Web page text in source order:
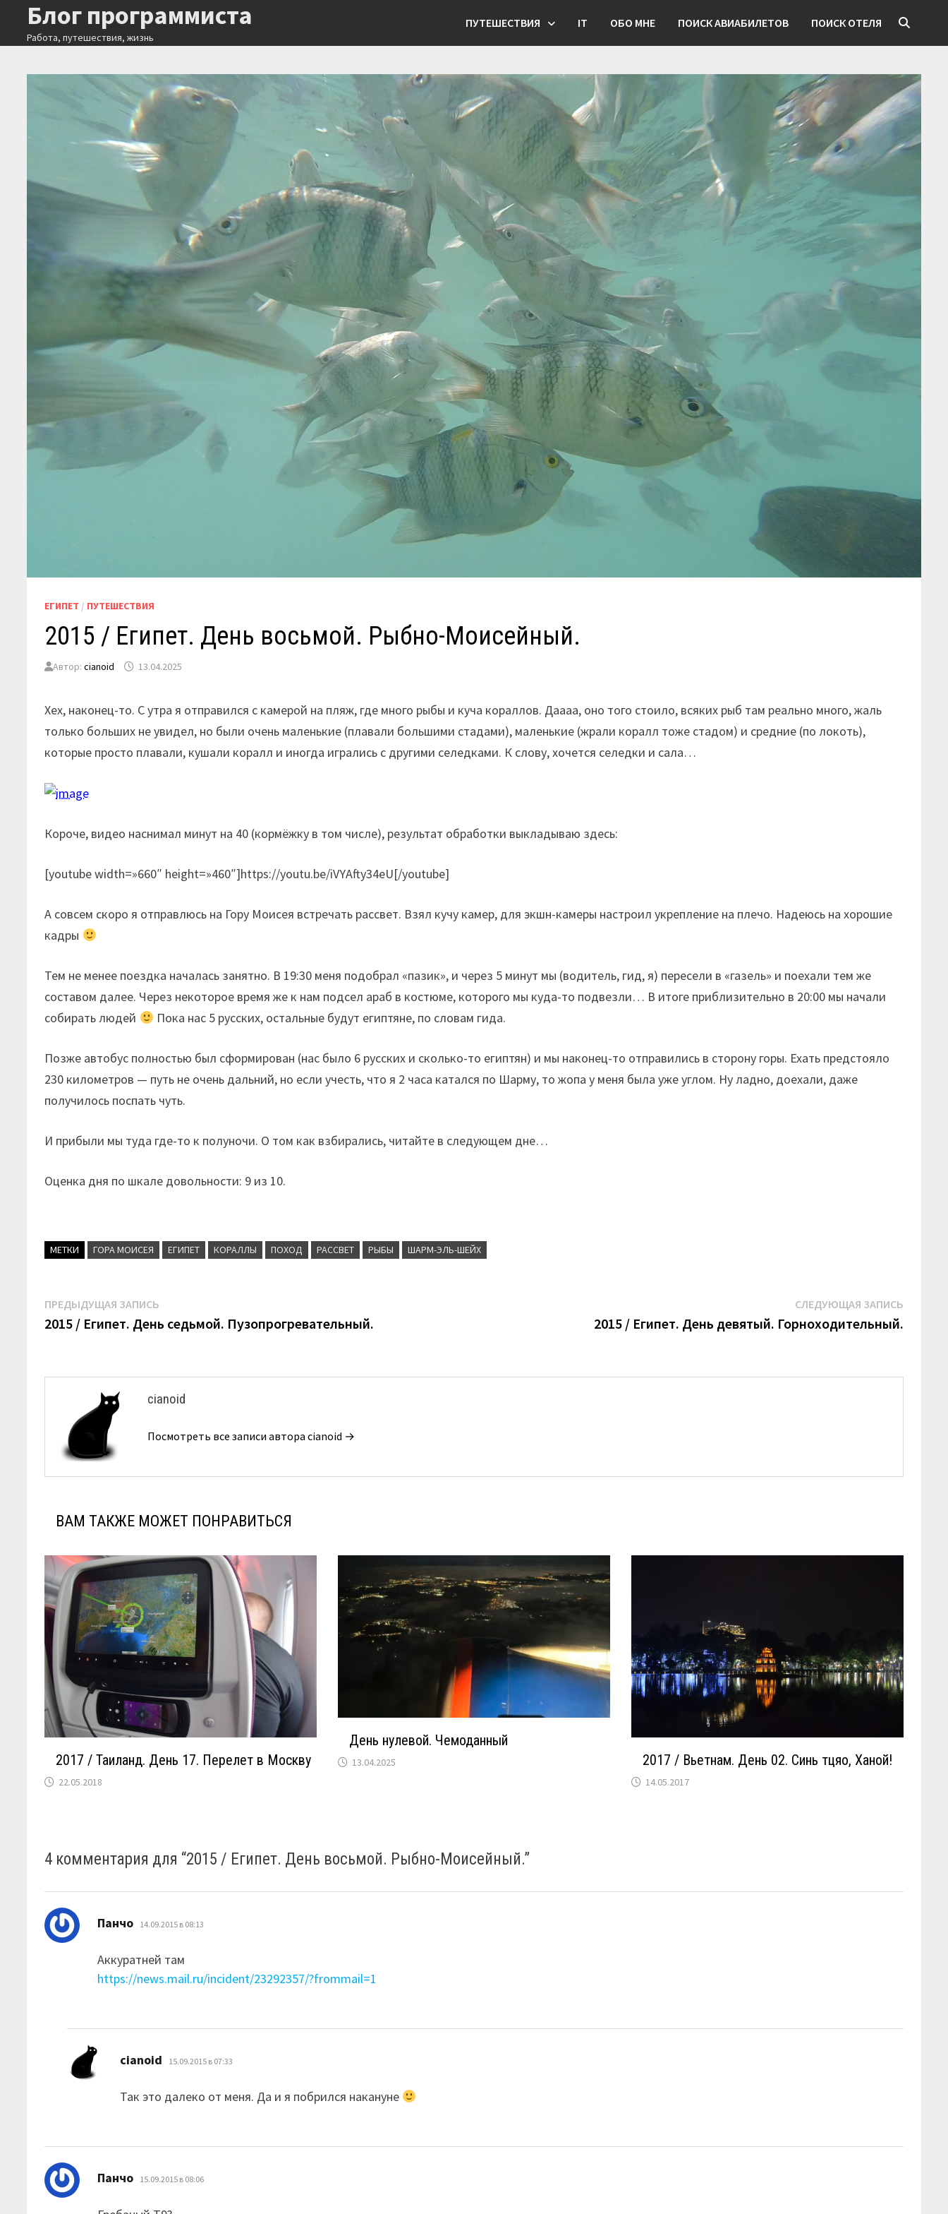
Перейти
содержимому
Блог программиста
Работа, путешествия, жизнь
ПУТЕШЕСТВИЯ IT ОБО МНЕ ПОИСК АВИАБИЛЕТОВ ПОИСК ОТЕЛЯ
ЕГИПЕТ / ПУТЕШЕСТВИЯ
2015 / Египет. День восьмой. Рыбно-Моисейный.
Автор:cianoid 13.04.2025
Хех, наконец-то. С утра я отправился с камерой на пляж, где много рыбы и куча кораллов. Даааа, оно того стоило, всяких рыб там реально много, жаль
только больших не увидел, но были очень маленькие (плавали большими стадами), маленькие (жрали коралл тоже стадом) и средние (по локоть),
которые просто плавали, кушали коралл и иногда игрались с другими селедками. К слову, хочется селедки и сала…
Короче, видео наснимал минут на 40 (кормёжку в том числе), результат обработки выкладываю здесь:
[youtube width=»660″ height=»460″]https://youtu.be/iVYAfty34eU[/youtube]
А совсем скоро я отправлюсь на Гору Моисея встречать рассвет. Взял кучу камер, для экшн-камеры настроил укрепление на плечо. Надеюсь на хорошие
кадры
Тем не менее поездка началась занятно. В 19:30 меня подобрал «пазик», и через 5 минут мы (водитель, гид, я) пересели в «газель» и поехали тем же
составом далее. Через некоторое время же к нам подсел араб в костюме, которого мы куда-то подвезли… В итоге приблизительно в 20:00 мы начали
собирать людей
Пока нас 5 русских, остальные будут египтяне, по словам гида.
Позже автобус полностью был сформирован (нас было 6 русских и сколько-то египтян) и мы наконец-то отправились в сторону горы. Ехать предстояло
230 километров — путь не очень дальний, но если учесть, что я 2 часа катался по Шарму, то жопа у меня была уже углом. Ну ладно, доехали, даже
получилось поспать чуть.
И прибыли мы туда где-то к полуночи. О том как взбирались, читайте в следующем дне…
Оценка дня по шкале довольности: 9 из 10.
МЕТКИ ГОРА МОИСЕЯ ЕГИПЕТ КОРАЛЛЫ ПОХОД РАССВЕТ РЫБЫ ШАРМ-ЭЛЬ-ШЕЙХ
Навигация
по
ПРЕДЫДУЩАЯ ЗАПИСЬ
запись:
2015 / Египет. День седьмой. Пузопрогревательный.
СЛЕДУЮЩАЯ ЗАПИСЬ
2015 / Египет. День девятый. Горноходительный.
cianoid
Посмотреть все записи автора cianoid →
ВАМ ТАКЖЕ МОЖЕТ ПОНРАВИТЬСЯ
2017 / Таиланд. День 17. Перелет в Москву
22.05.2018
День нулевой. Чемоданный
13.04.2025 2017 / Вьетнам. День 02. Синь тцяо, Ханой!
14.05.2017
4 комментария для “2015 / Египет. День восьмой. Рыбно-Моисейный.”
Панчо 14.09.2015 в 08:13
Аккуратней там
https://news.mail.ru/incident/23292357/?frommail=1
cianoid 15.09.2015 в 07:33
Так это далеко от меня. Да и я побрился накануне
Панчо 15.09.2015 в 08:06